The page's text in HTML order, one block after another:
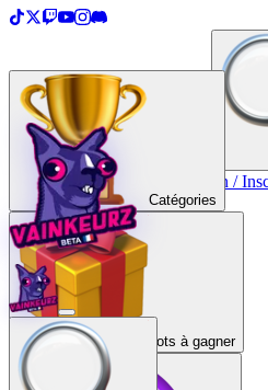
Créer une TopList Connexion /
Catégories
Lots à gagner